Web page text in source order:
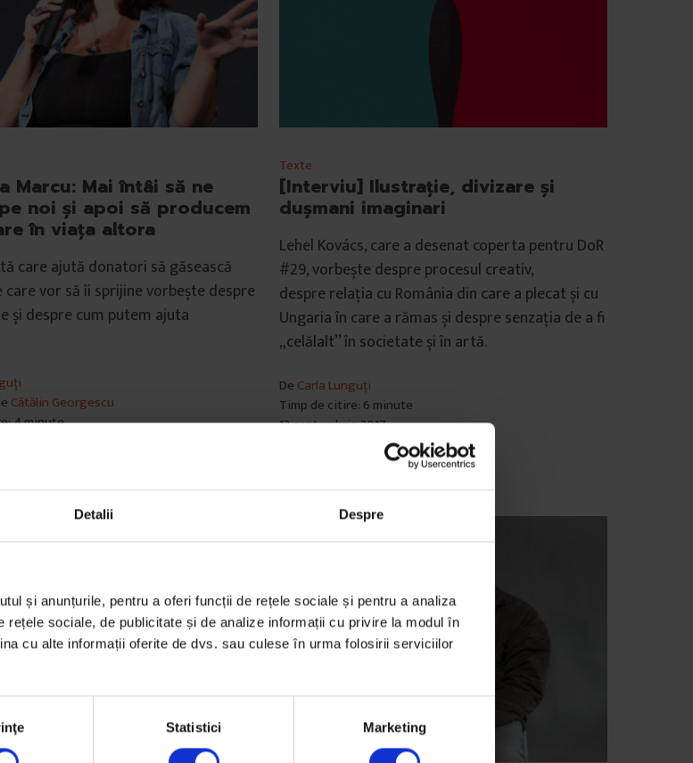
Detalii Despre
și anunțurile, pentru a oferi funcții de rețele sociale și pentru a analiza
rețele sociale, de publicitate și de analize informații cu privire la modul în
cu alte informații oferite de dvs. sau culese în urma folosirii serviciilor
Statistici Marketing
Marcu: Mai întâi să ne
noi și apoi să producem
în viața altora
care ajută donatori să găsească
care vor să îi sprijine vorbește despre
și despre cum putem ajuta
Cătălin Georgescu
4 minute
Texte
[Interviu] Ilustrație, divizare și
dușmani imaginari
Lehel Kovács, care a desenat coperta pentru DoR
#29, vorbește despre procesul creativ,
despre relația cu România din care a plecat și cu
Ungaria în care a rămas și despre senzația de a fi
„celălalt” în societate și în artă.
De Carla Lunguți
Timp de citire: 6 minute
13 septembrie 2017